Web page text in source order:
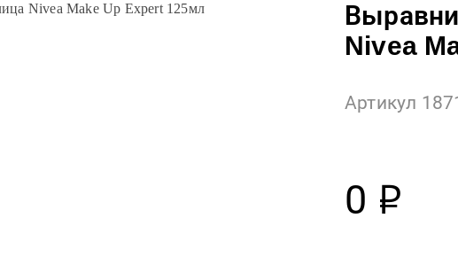
Nivea
Артикул
0 р